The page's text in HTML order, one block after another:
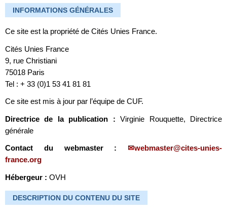
INFORMATIONS GÉNÉRALES
Ce site est la propriété de Cités Unies France.
Cités Unies France
9, rue Christiani
75018 Paris
Tel : + 33 (0)1 53 41 81 81
Ce site est mis à jour par l’équipe de CUF.
Directrice de la publication : Virginie Rouquette, Directrice
générale
Contact du webmaster :
webmaster@cites-unies-
france.org
Hébergeur : OVH
DESCRIPTION DU CONTENU DU SITE